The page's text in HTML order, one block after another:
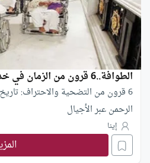
الطوافة..6 قرون من الزمان في خدمة ضيوف الرحمن
6 قرون من التضحية والاحتراف:
الرحمن عبر الأجيال
إينا